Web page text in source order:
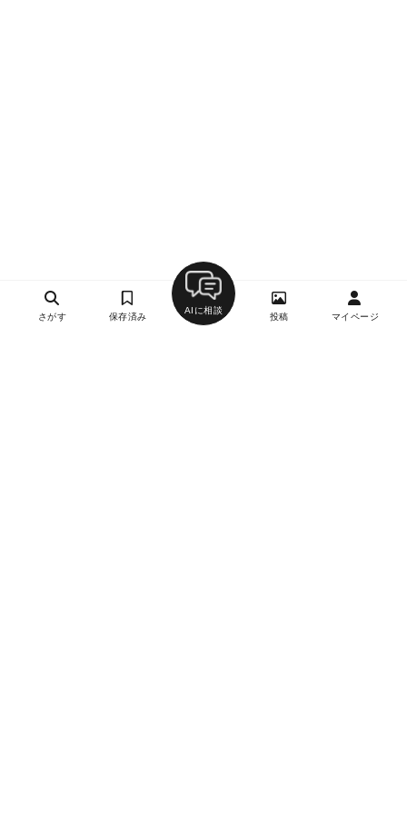
さがす 保存済み
AIに相談
投稿 マイページ